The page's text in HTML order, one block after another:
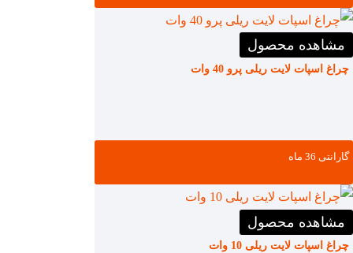
مشاهده محصول
چراغ اسپات لایت ریلی پرو 40 وات
مشاهده محصول
گارانتی ‌36 ماه
چراغ اسپات لایت ریلی 10 وات